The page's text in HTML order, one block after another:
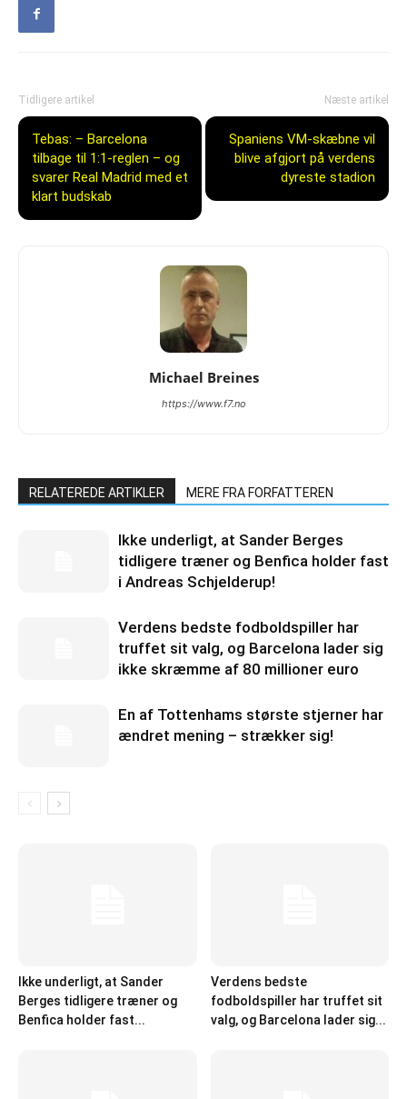
Tidligere artikel
Tebas: – Barcelona
tilbage til 1:1-reglen – og
svarer Real Madrid med et
klart budskab
Næste artikel
Spaniens VM-skæbne vil
blive afgjort på verdens
dyreste stadion
Michael Breines
https://www.f7.no
RELATEREDE ARTIKLER MERE FRA FORFATTEREN
Ikke underligt, at Sander Berges
tidligere træner og Benfica holder fast
i Andreas Schjelderup!
Verdens bedste fodboldspiller har
truffet sit valg, og Barcelona lader sig
ikke skræmme af 80 millioner euro
En af Tottenhams største stjerner har
ændret mening – strækker sig!
Ikke underligt, at Sander
Berges tidligere træner og
Benfica holder fast...
Verdens bedste
fodboldspiller har truffet sit
valg, og Barcelona lader sig...